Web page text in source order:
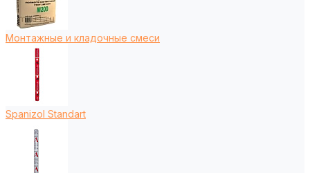
Монтажные и кладочные смеси
Spanizol Standart